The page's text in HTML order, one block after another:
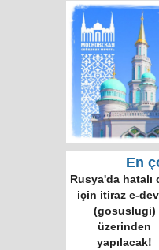
En
Rusya'da hatalı
için itiraz e-
(gosuslugi)
üzerinden
yapılacak!